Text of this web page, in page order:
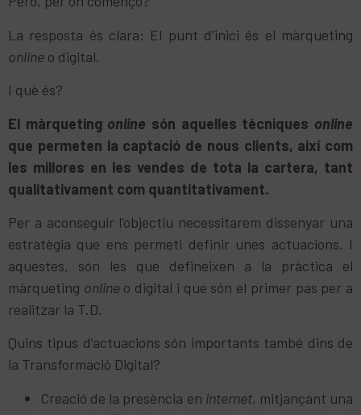
La resposta és clara: El punt d’inici és el màrqueting
online o digital.
I què és?
El màrqueting online són aquelles tècniques online
que permeten la captació de nous clients, així com
les millores en les vendes de tota la cartera, tant
qualitativament com quantitativament.
Per a aconseguir l’objectiu necessitarem dissenyar una
estratègia que ens permeti definir unes actuacions. I
aquestes, són les que defineixen a la pràctica el
màrqueting onlineo digital i que són el primer pas per a
realitzar la T.D.
Quins tipus d’actuacions són importants també dins de
la Transformació Digital?
Creació de la presència en internet, mitjançant una